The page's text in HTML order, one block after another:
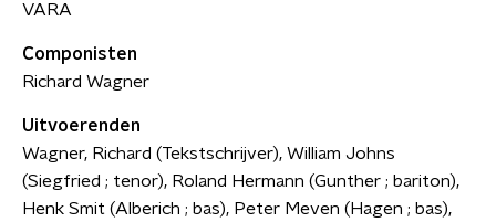
VARA
Componisten
Richard Wagner
Uitvoerenden
Wagner, Richard (Tekstschrijver), William Johns
(Siegfried ; tenor), Roland Hermann (Gunther ; bariton),
Henk Smit (Alberich ; bas), Peter Meven (Hagen ; bas),